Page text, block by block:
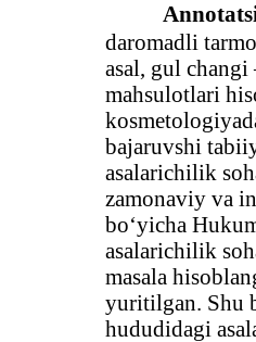
daromadli
asal, gul
mahsulotlari
bajaruvshi
asalarichilik
zamonaviy va
bo‘yicha
asalarichilik
masala
yuritilgan. Shu
hududidagi